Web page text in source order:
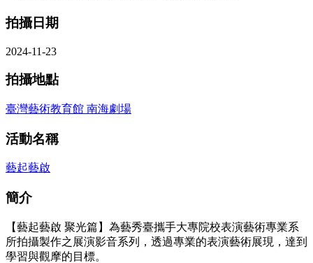
拍攝日期
2024-11-23
拍攝地點
臺灣藝術教育館 南海劇場
活動名稱
藝起藝啟
簡介
【藝起藝啟 聚光篇】為藝秀臺攜手大專院校表演藝術專業系
所拍攝製作之展演影音系列，透過專業的表演藝術展現，達到
學習與觀摩的目標。